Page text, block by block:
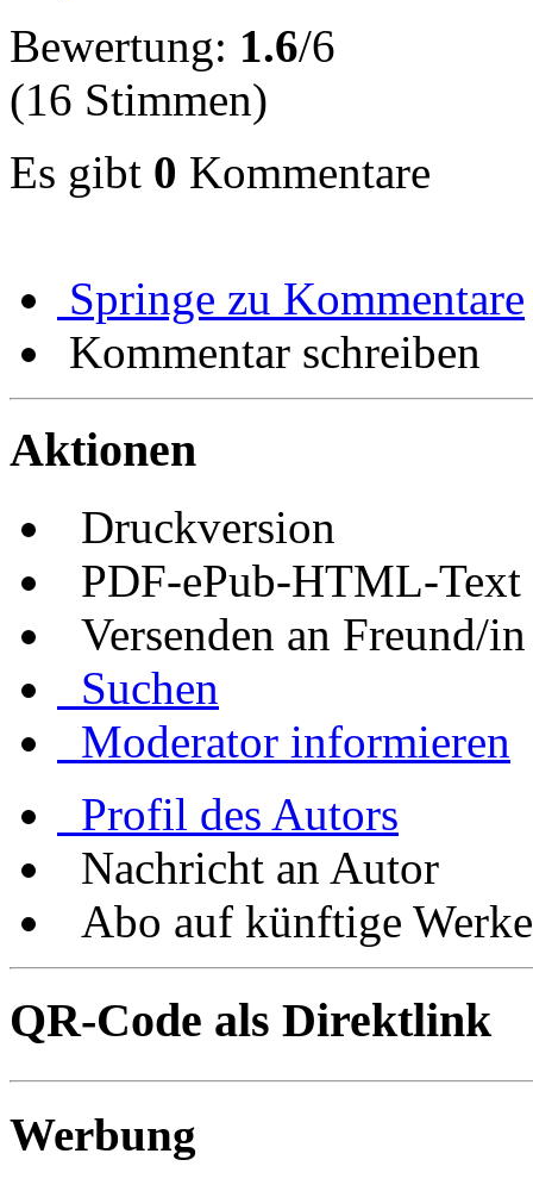
Bewertung: 1.6/6
(16 Stimmen)
Es gibt 0 Kommentare
Springe zu Kommentare
Kommentar schreiben
Aktionen
Druckversion
PDF-ePub-HTML-Text
Versenden an Freund/in
Suchen
Moderator informieren
Profil des Autors
Nachricht an Autor
Abo auf künftige Werke
QR-Code als Direktlink
Werbung